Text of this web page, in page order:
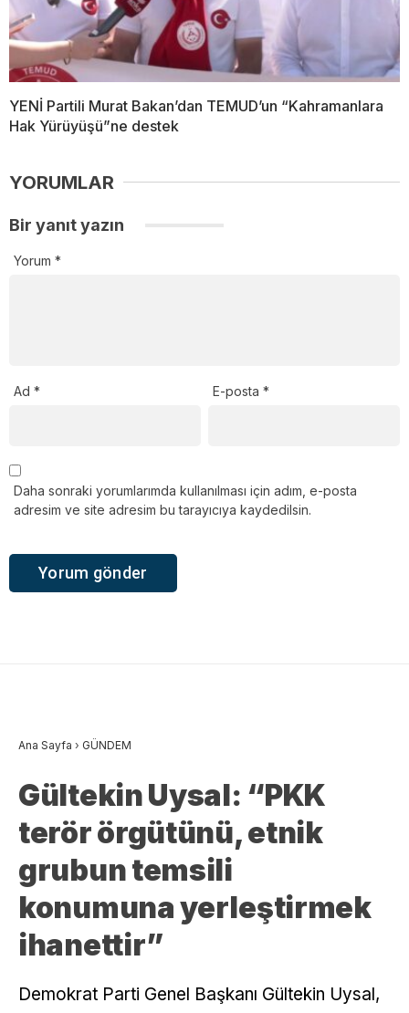
YENİ Partili Murat Bakan’dan TEMUD’un “Kahramanlara
Hak Yürüyüşü”ne destek
YORUMLAR
Bir yanıt yazın
Yorum *
Ad * E-posta*
Daha sonraki yorumlarımda kullanılması için adım, e-posta
adresim ve site adresim bu tarayıcıya kaydedilsin.
Ana Sayfa › GÜNDEM
Gültekin Uysal: “PKK
terör örgütünü, etnik
grubun temsili
konumuna yerleştirmek
ihanettir”
Demokrat Parti Genel Başkanı Gültekin Uysal,